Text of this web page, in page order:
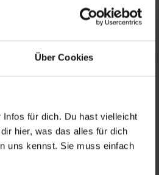
Über Cookies
für dich. Du hast vielleicht
hier, was das alles für dich
uns kennst. Sie muss einfach